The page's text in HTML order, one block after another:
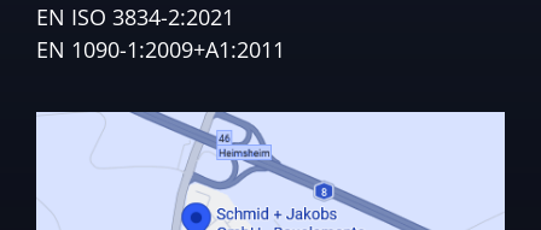
EN ISO 3834-2:2021
EN 1090-1:2009+A1:2011